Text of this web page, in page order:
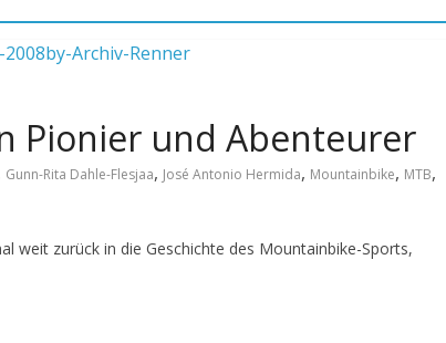
Pionier und Abenteurer
Gunn-Rita Dahle-Flesjaa, José Antonio Hermida, Mountainbike, MTB,
weit zurück in die Geschichte des Mountainbike-Sports,